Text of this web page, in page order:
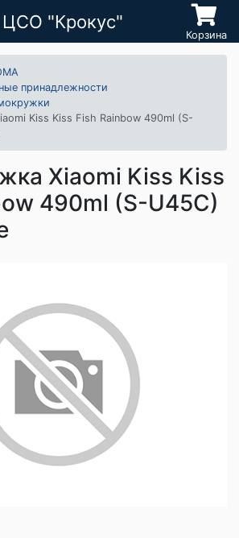
ЦСО "Крокус"
Корзина
принадлежности
Kiss Kiss Fish Rainbow 490ml (S-
Xiaomi Kiss Kiss
490ml (S-U45C)